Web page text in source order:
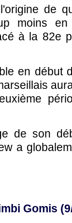
de
moins
à la 82e
en début
de son
a
Gomis